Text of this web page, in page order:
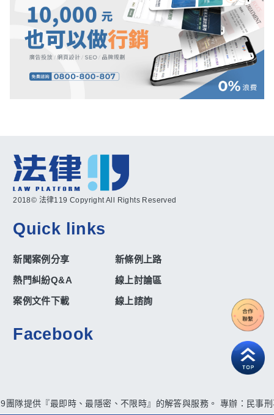
2018© 法律119 Copyright All Rights Reserved
Quick links
新聞案例分享
新條例上路
熱門糾紛Q&A
線上討論區
案例文件下載
線上諮詢
Facebook
團隊提供『最即時、最隱密、不限時』的解答與服務。 專辦：民事